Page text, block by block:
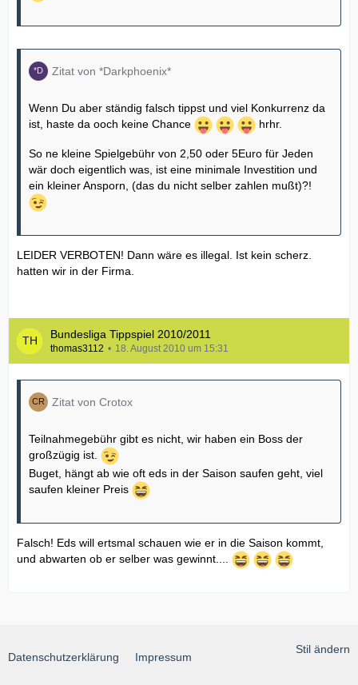
Zitat von *Darkphoenix*
Wenn Du aber ständig falsch tippst und viel Konkurrenz da
ist, haste da ooch keine Chance
hrhr.
So ne kleine Spielgebühr von 2,50 oder 5Euro für Jeden
wär doch eigentlich was, ist eine minimale Investition und
ein kleiner Ansporn, (das du nicht selber zahlen mußt)?!
LEIDER VERBOTEN! Dann wäre es illegal. Ist kein scherz.
hatten wir in der Firma.
Bundesliga Tippspiel 2010/2011
thomas3112 18. August 2010 um 15:31
Zitat von Crotox
Teilnahmegebühr gibt es nicht, wir haben ein Boss der
großzügig ist.
Buget, hängt ab wie oft eds in der Saison saufen geht, viel
saufen kleiner Preis
Falsch! Eds will ertsmal schauen wie er in die Saison kommt,
und abwarten ob er selber was gewinnt....
Stil ändern
Datenschutzerklärung Impressum